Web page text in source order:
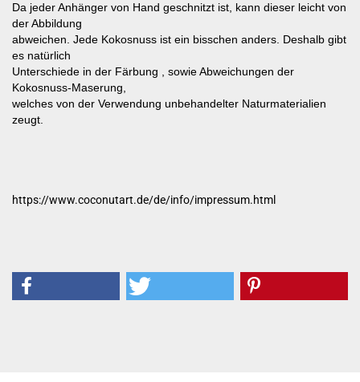
Da jeder Anhänger von Hand geschnitzt ist, kann dieser leicht von
der Abbildung
abweichen. Jede Kokosnuss ist ein bisschen anders. Deshalb gibt
es natürlich
Unterschiede in der Färbung , sowie Abweichungen der
Kokosnuss-Maserung,
welches von der Verwendung unbehandelter Naturmaterialien
zeugt.
https://www.coconutart.de/de/info/impressum.html